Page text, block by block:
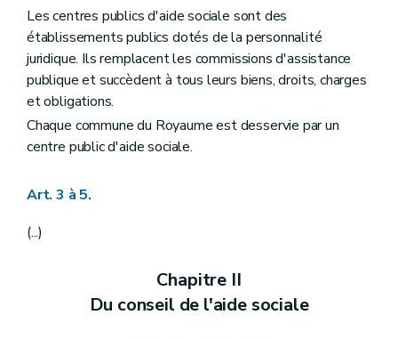
Art. 46
Art. 47
Art. 48
Art. 49
Art. 50
Art. 51
Art. 52
Art. 53
Art. 54
Art. 56
Art. 57ter/1
Art. 57ter/2
Les centres publics d'aide sociale sont des
établissements publics dotés de la personnalité
juridique. Ils remplacent les commissions d'assistance
publique et succèdent à tous leurs biens, droits, charges
et obligations.
Chaque commune du Royaume est desservie par un
centre public d'aide sociale.
Art. 3 à 5.
(...)
Chapitre II
Du conseil de l'aide sociale